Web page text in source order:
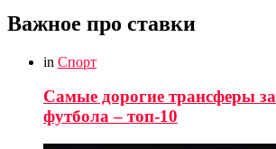
Важное про ставки
in Спорт
Самые дорогие трансферы
футбола – топ-10